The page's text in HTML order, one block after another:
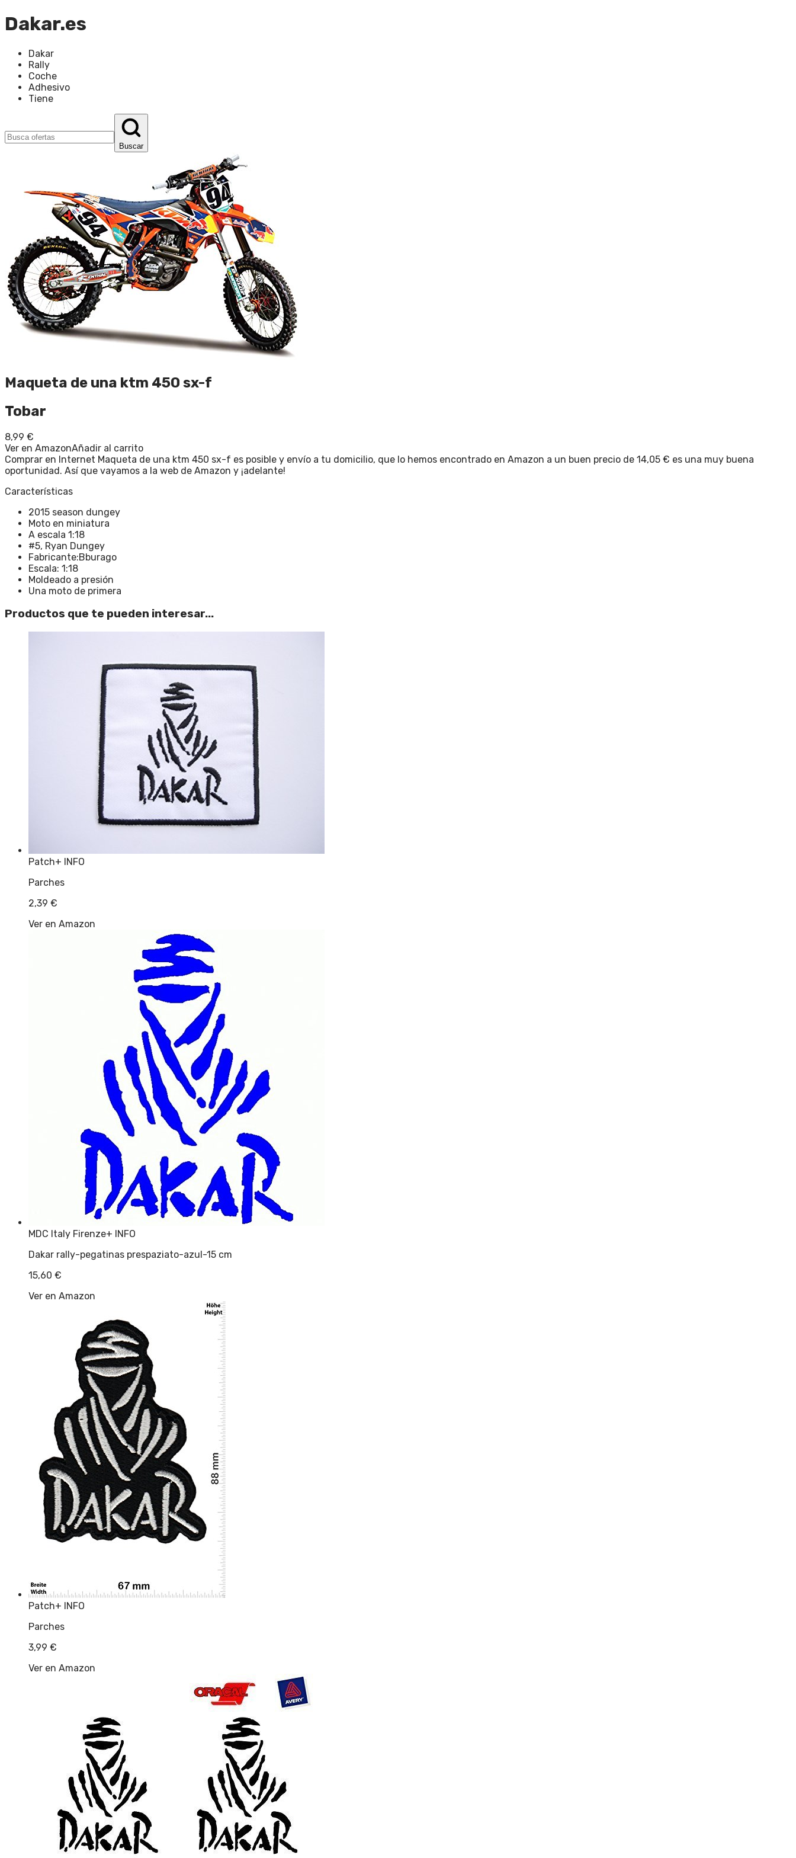
Dakar.es
Dakar
Rally
Coche
Adhesivo
Tiene
Buscar
Maqueta de una ktm 450 sx-f
Tobar
8,99 €
Ver en AmazonAñadir al carrito
Comprar en Internet Maqueta de una ktm 450 sx-f es posible y envío a tu domicilio, que lo hemos encontrado en Amazon a un buen precio de 14,05 € es una muy buena
oportunidad. Así que vayamos a la web de Amazon y ¡adelante!
Características
2015 season dungey
Moto en miniatura
A escala 1:18
#5, Ryan Dungey
Fabricante:Bburago
Escala: 1:18
Moldeado a presión
Una moto de primera
Productos que te pueden interesar...
Patch+ INFO
Parches
2,39 €
Ver en Amazon
MDC Italy Firenze+ INFO
Dakar rally-pegatinas prespaziato-azul-15 cm
15,60 €
Ver en Amazon
Patch+ INFO
Parches
3,99 €
Ver en Amazon